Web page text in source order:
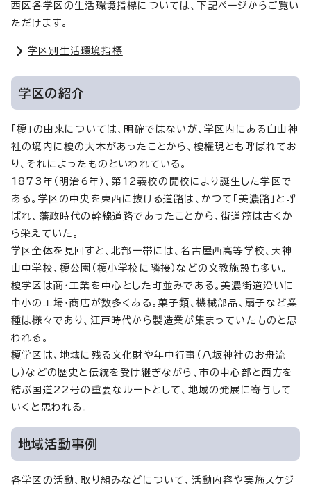
西区各学区の生活環境指標については、下記ページからご覧い
ただけます。
学区別生活環境指標
学区の紹介
「榎」の由来については、明確ではないが、学区内にある白山神
社の境内に榎の大木があったことから、榎権現とも呼ばれてお
り、それによったものといわれている。
1873年（明治6年）、第12義校の開校により誕生した学区で
ある。学区の中央を東西に抜ける道路は、かつて「美濃路」と呼
ばれ、藩政時代の幹線道路であったことから、街道筋は古くか
ら栄えていた。
学区全体を見回すと、北部一帯には、名古屋西高等学校、天神
山中学校、榎公園（榎小学校に隣接）などの文教施設も多い。
榎学区は商・工業を中心とした町並みである。美濃街道沿いに
中小の工場・商店が数多くある。菓子類、機械部品、扇子など業
種は様々であり、江戸時代から製造業が集まっていたものと思
われる。
榎学区は、地域に残る文化財や年中行事（八坂神社のお舟流
し）などの歴史と伝統を受け継ぎながら、市の中心部と西方を
結ぶ国道22号の重要なルートとして、地域の発展に寄与して
いくと思われる。
地域活動事例
各学区の活動、取り組みなどについて、活動内容や実施スケジ